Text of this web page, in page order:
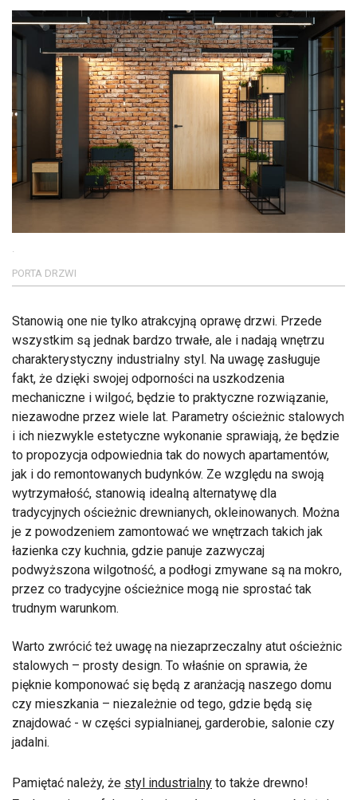
PORTA DRZWI
Stanowią one nie tylko atrakcyjną oprawę drzwi. Przede
wszystkim są jednak bardzo trwałe, ale i nadają wnętrzu
charakterystyczny industrialny styl. Na uwagę zasługuje
fakt, że dzięki swojej odporności na uszkodzenia
mechaniczne i wilgoć, będzie to praktyczne rozwiązanie,
niezawodne przez wiele lat. Parametry ościeżnic stalowych
i ich niezwykle estetyczne wykonanie sprawiają, że będzie
to propozycja odpowiednia tak do nowych apartamentów,
jak i do remontowanych budynków. Ze względu na swoją
wytrzymałość, stanowią idealną alternatywę dla
tradycyjnych ościeżnic drewnianych, okleinowanych. Można
je z powodzeniem zamontować we wnętrzach takich jak
łazienka czy kuchnia, gdzie panuje zazwyczaj
podwyższona wilgotność, a podłogi zmywane są na mokro,
przez co tradycyjne ościeżnice mogą nie sprostać tak
trudnym warunkom.
Warto zwrócić też uwagę na niezaprzeczalny atut ościeżnic
stalowych – prosty design. To właśnie on sprawia, że
pięknie komponować się będą z aranżacją naszego domu
czy mieszkania – niezależnie od tego, gdzie będą się
znajdować - w części sypialnianej, garderobie, salonie czy
jadalni.
Pamiętać należy, że styl industrialny to także drewno!